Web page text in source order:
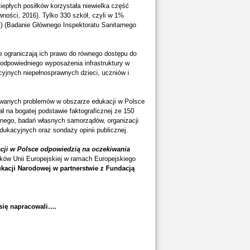
posiłków korzystała niewielka część
2016). Tylko 330 szkół, czyli w 1%
Głównego Inspektoratu Sanitarnego
ograniczają ich prawo do równego dostępu do
wyposażenia infrastruktury w
niepełnosprawnych dzieci, uczniów i
problemów w obszarze edukacji w Polsce
na bogatej podstawie faktograficznej ze 150
badań własnych samorządów, organizacji
oraz sondaży opinii publicznej.
w Polsce odpowiedzią na oczekiwania
Unii Europejskiej w ramach Europejskiego
Narodowej w partnerstwie z Fundacją
napracowali….